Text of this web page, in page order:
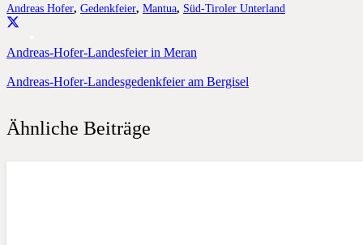
Andreas Hofer, Gedenkfeier, Mantua, Süd-Tiroler Unterland
Andreas-Hofer-Landesfeier in Meran
Andreas-Hofer-Landesgedenkfeier am Bergisel
Ähnliche Beiträge